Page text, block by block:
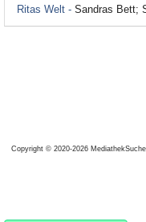
Ritas Welt - Sandras Bett;
Copyright © 2020-2026